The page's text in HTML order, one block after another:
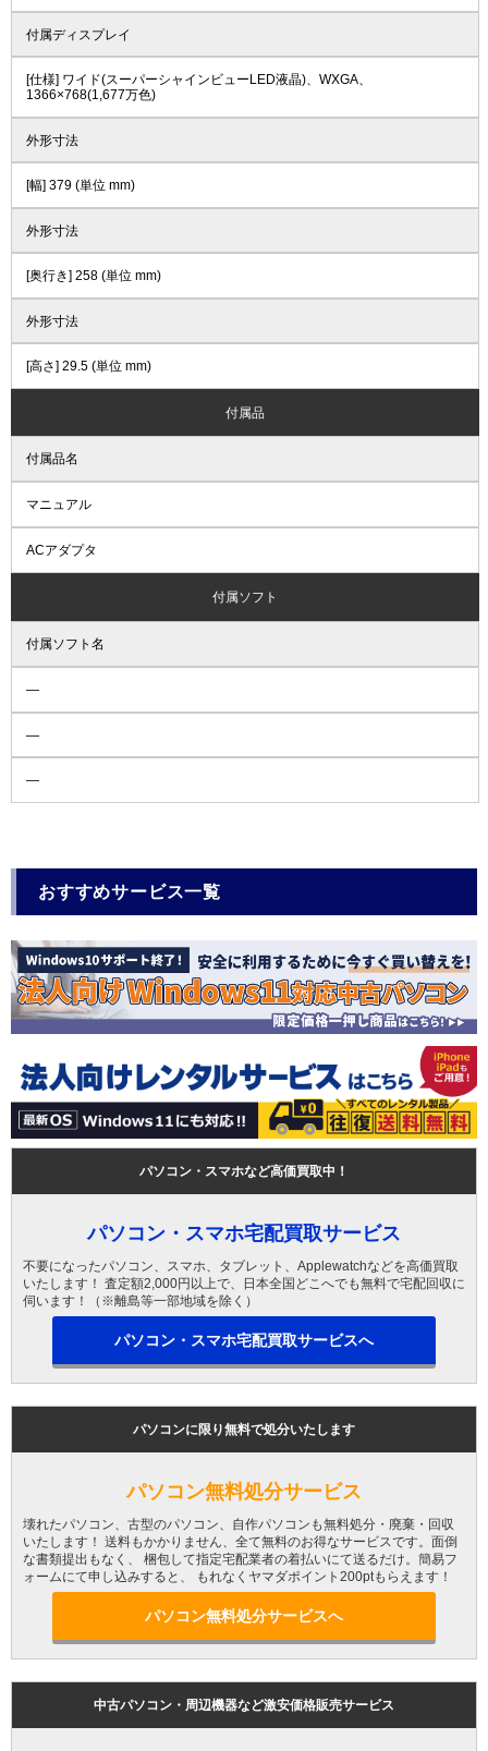
付属ディスプレイ
[仕様] ワイド(スーパーシャインビューLED液晶)、WXGA、
1366×768(1,677万色)
外形寸法
[幅] 379 (単位 mm)
外形寸法
[奥行き] 258 (単位 mm)
外形寸法
[高さ] 29.5 (単位 mm)
付属品
付属品名
マニュアル
ACアダプタ
付属ソフト
付属ソフト名
―
―
―
おすすめサービス一覧
パソコン・スマホなど高価買取中！
パソコン・スマホ宅配買取サービス
不要になったパソコン、スマホ、タブレット、Applewatchなどを高価買取
いたします！ 査定額2,000円以上で、日本全国どこへでも無料で宅配回収に
伺います！（※離島等一部地域を除く）
パソコン・スマホ宅配買取サービスへ
パソコンに限り無料で処分いたします
パソコン無料処分サービス
壊れたパソコン、古型のパソコン、自作パソコンも無料処分・廃棄・回収
いたします！ 送料もかかりません、全て無料のお得なサービスです。面倒
な書類提出もなく、 梱包して指定宅配業者の着払いにて送るだけ。簡易フ
ォームにて申し込みすると、 もれなくヤマダポイント200ptもらえます！
パソコン無料処分サービスへ
中古パソコン・周辺機器など激安価格販売サービス